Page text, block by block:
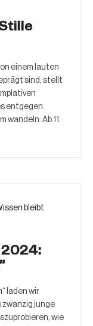
einem lauten
sind, stellt
entgegen.
Ab 11.
laden wir
zwanzig junge
wie